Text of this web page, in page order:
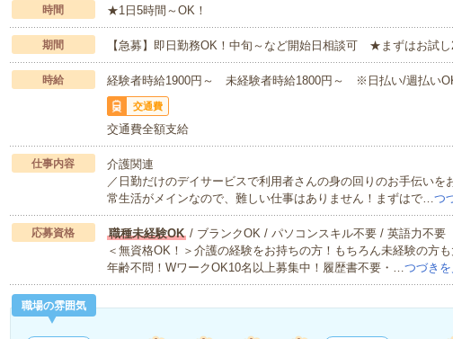
時間 ★1日5時間～OK！
期間 【急募】即日勤務OK！中旬～など開始日相談可 ★まずはお試し
時給 経験者時給1900円～ 未経験者時給1800円～ ※日払い/週払い
交通費
交通費全額支給
仕事内容
介護関連
／日勤だけのデイサービスで利用者さんの身の回りのお手伝いを
常生活がメインなので、難しい仕事はありません！まずはで…つ
応募資格 職種未経験OK/ ブランクOK / パソコンスキル不要 / 英語力不要
＜無資格OK！＞介護の経験をお持ちの方！もちろん未経験の方
年齢不問！WワークOK10名以上募集中！履歴書不要・…つづきを
職場の雰囲気